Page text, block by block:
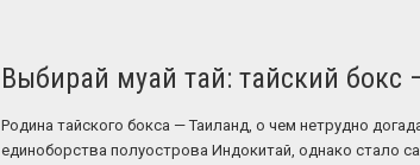
Выбирай муай тай: тайский бокс
Родина тайского бокса — Таиланд, о чем нетрудно
единоборства полуострова Индокитай, однако стало